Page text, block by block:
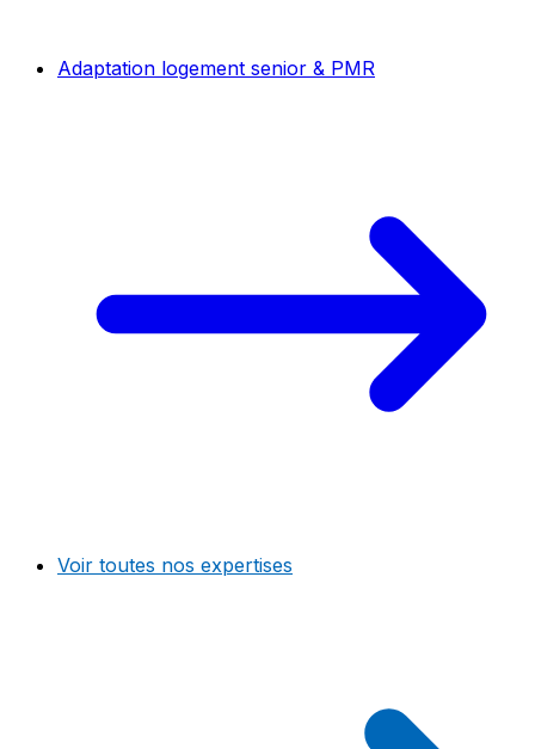
Adaptation logement senior & PMR
Voir toutes nos expertises